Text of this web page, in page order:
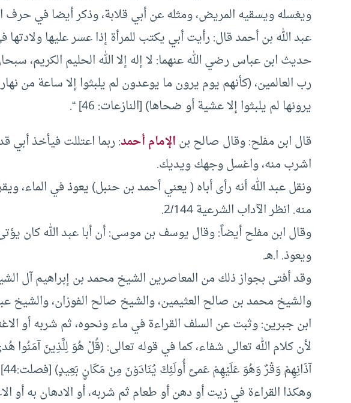
ويغسله ويسقيه المريض، ومثله عن أبي قلابة، وذكر أيضا في
عبد الله بن أحمد قال: رأيت أبي يكتب للمرأة إذا عسر عليها
حديث ابن عباس رضي الله عنهما: لا إله إلا الله الحليم الكريم،
يرونها لم يلبثوا إلا عشية أو ضحاها) [النازعات: 46] “.
قال ابن مفلح: وقال صالح بنالإمام أحمد: ربما اعتللت فيأخذ أبي
اشرب منه، واغسل وجهك ويديك.
ونقل عبد الله أنه رأى أباه ( يعني أحمد بن حنبل) يعوذ في الماء،
منه. انظر الآداب الشرعية 2/144.
وقال ابن مفلح أيضاً: وقال يوسف بن موسى: أن أبا عبد الله كان
ويعوذ. ا.هـ.
وقد أفتى بجواز ذلك من المعاصرين الشيخ محمد بن إبراهيم آل
والشيخ محمد بن صالح العثيمين، والشيخ صالح الفوزان، والشيخ
ابن جبرين: وثبت عن السلف القراءة في ماء ونحوه، ثم شربه أو
لأن كلام الله تعالى شفاء، كما في قوله تعالى: (قُلْ هُوَ لِلَّذِينَ
آذَانِهِمْ وَقْرٌ وَهُوَ عَلَيْهِمْ عَمىً أُولَئِكَ يُنَادَوْنَ مِنْ مَكَانٍ بَعِيدٍ) [فصلت:44]
وهكذا القراءة في زيت أو دهن أو طعام ثم شربه، أو الادهان به أو